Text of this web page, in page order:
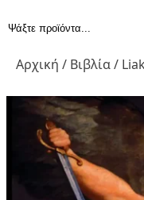
Αναζήτηση...
Αρχική / Βιβλία/